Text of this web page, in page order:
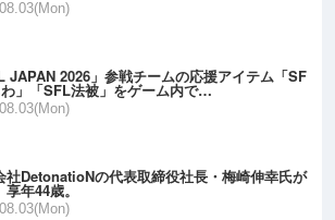
JAPAN 2026」参戦チームの応援アイテム「SF
」「SFL法被」をゲーム内で…
社DetonatioNの代表取締役社長・梅崎伸幸氏が
年44歳。